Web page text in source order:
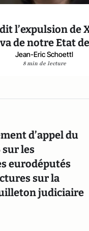
l’expulsion de
de notre Etat
Jean-Eric Schoettl
8 min de lecture
d’appel du
les
eurodéputés
sur la
judiciaire